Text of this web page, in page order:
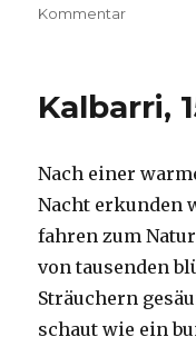
Kommentarzu
Kalbarri,
Nach einer
Nacht erkunden
fahren zum
von tausenden
Sträuchern
schaut wie ein